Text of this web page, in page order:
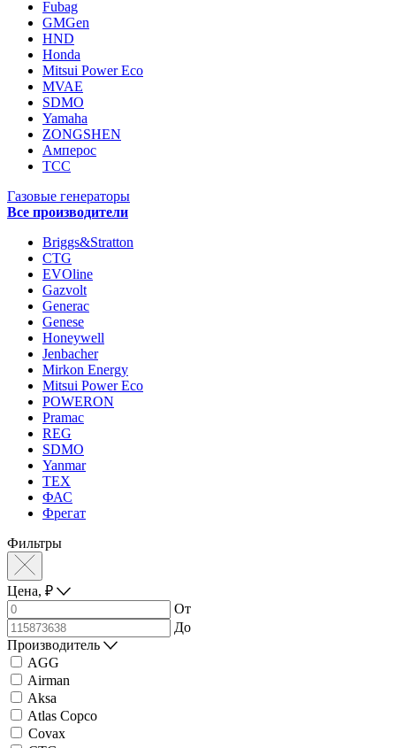
Fubag
GMGen
HND
Honda
Mitsui Power Eco
MVAE
SDMO
Yamaha
ZONGSHEN
Амперос
ТСС
Газовые генераторы
Все производители
Briggs&Stratton
CTG
EVOline
Gazvolt
Generac
Genese
Honeywell
Jenbacher
Mirkon Energy
Mitsui Power Eco
POWERON
Pramac
REG
SDMO
Yanmar
ТЕХ
ФАС
Фрегат
Фильтры
Цена, ₽
От
До
Производитель
AGG
Airman
Aksa
Atlas Copco
Covax